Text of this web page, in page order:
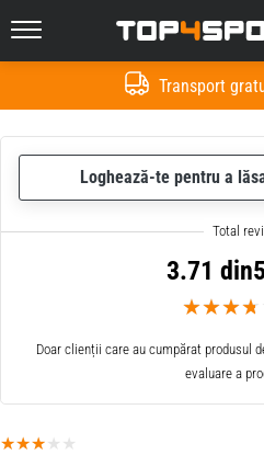
Transport
Top4Sport.ro
Loghează-te pentru a
3.71
Doar clienții care au cumpărat produsul
evaluare a